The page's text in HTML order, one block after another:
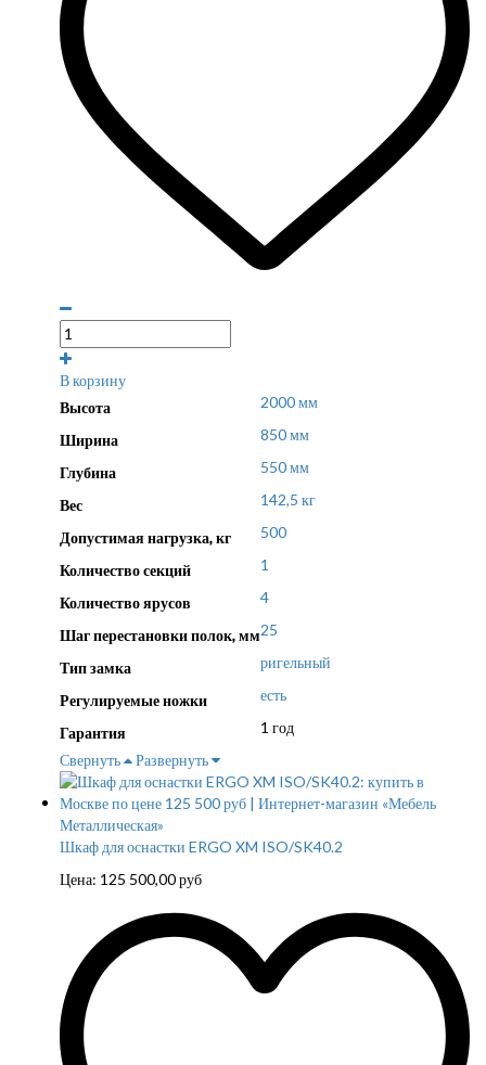
В корзину
Высота
2000 мм
Ширина 850 мм
Глубина 550 мм
Вес 142,5 кг
Допустимая нагрузка, кг 500
Количество секций 1
Количество ярусов 4
Шаг перестановки полок, мм25
Тип замка ригельный
Регулируемые ножки есть
Гарантия
1 год
Свернуть
Развернуть
Шкаф для оснастки ERGO XM ISO/SK40.2
Цена: 125 500,00руб